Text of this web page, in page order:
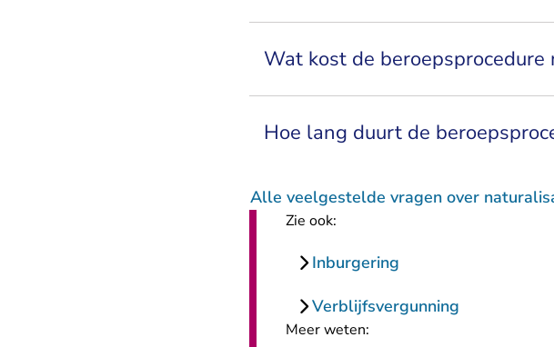
Wat kost de beroepsprocedure
Hoe lang duurt de
Alle veelgestelde vragen over
Zie ook:
Inburgering
Verblijfsvergunning
Meer weten: